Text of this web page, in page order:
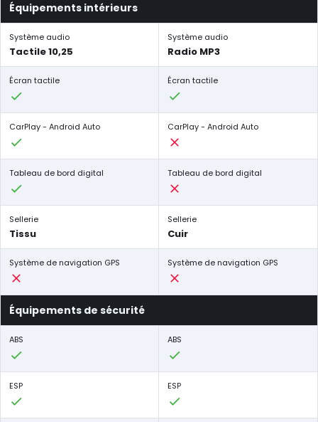
Équipements intérieurs
Système audio
Tactile 10,25
Système audio
Radio MP3
Écran tactile Écran tactile
CarPlay - Android Auto CarPlay - Android Auto
Tableau de bord digital Tableau de bord digital
Sellerie
Tissu
Sellerie
Cuir
Système de navigation GPS Système de navigation GPS
Équipements de sécurité
ABS ABS
ESP ESP